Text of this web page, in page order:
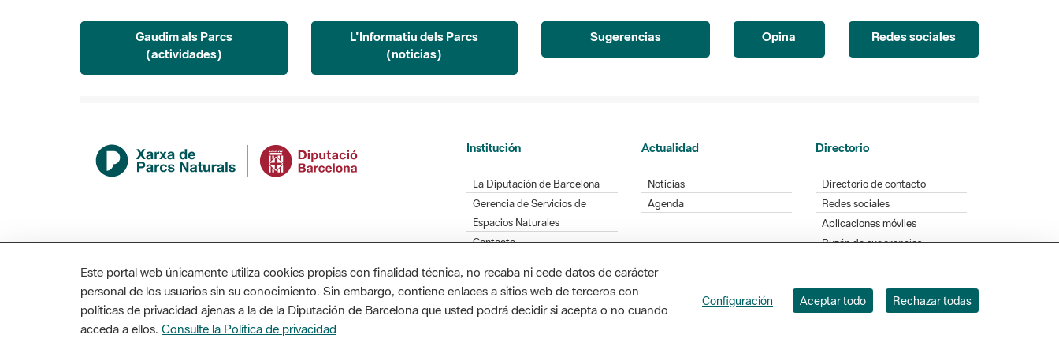
Gaudim als Parcs
(actividades)
L'Informatiu dels Parcs
(noticias)
Sugerencias Opina Redes sociales
Institución
La Diputación de Barcelona
Gerencia de Servicios de
Espacios Naturales
Contacto
Actualidad
Noticias
Agenda
Directorio
Directorio de contacto
Redes sociales
Aplicaciones móviles
Buzón de sugerencias
Diputación de Barcelona. Edifici Llacuna, 1a planta. Badajoz, 49. 08005 Barcelona. Tel. 934 022 428
Este portal web únicamente utiliza cookies propias con finalidad técnica, no recaba ni cede datos de carácter
personal de los usuarios sin su conocimiento. Sin embargo, contiene enlaces a sitios web de terceros con
políticas de privacidad ajenas a la de la Diputación de Barcelona que usted podrá decidir si acepta o no cuando
acceda a ellos. Consulte la Política de privacidad
Configuración Aceptar todo Rechazar todas